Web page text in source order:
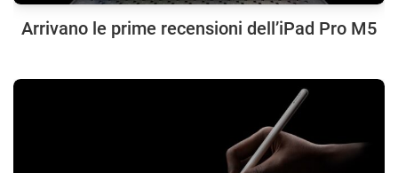
Arrivano le prime recensioni dell’iPad Pro M5